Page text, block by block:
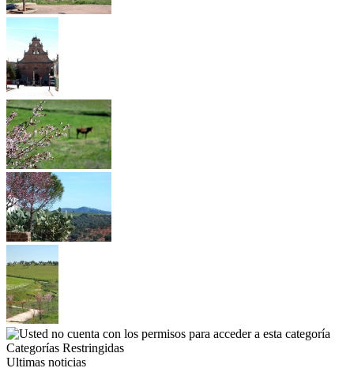
Categorías Restringidas
Ultimas noticias